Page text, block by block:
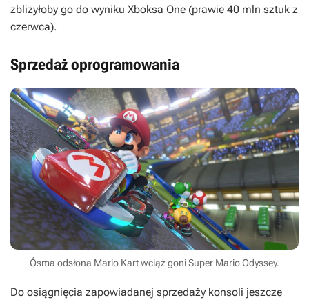
zbliżyłoby go do wyniku Xboksa One (prawie 40 mln sztuk z
czerwca).
Sprzedaż oprogramowania
Ósma odsłona Mario Kart wciąż goni Super Mario Odyssey.
Do osiągnięcia zapowiadanej sprzedaży konsoli jeszcze